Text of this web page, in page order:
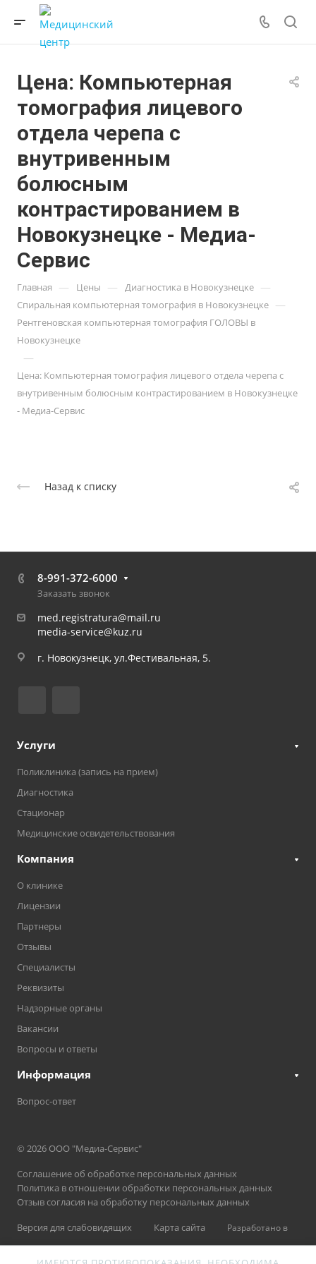
Цена: Компьютерная
томография лицевого
отдела черепа с
внутривенным
болюсным
контрастированием в
Новокузнецке - Медиа-
Сервис
Главная — Цены — Диагностика в Новокузнецке —
Спиральная компьютерная томография в Новокузнецке —
Рентгеновская компьютерная томография ГОЛОВЫ в
Новокузнецке
—
Цена: Компьютерная томография лицевого отдела черепа с
внутривенным болюсным контрастированием в Новокузнецке
- Медиа-Сервис
Назад к списку
8-991-372-6000
Заказать звонок
med.registratura@mail.ru
media-service@kuz.ru
г. Новокузнецк, ул.Фестивальная, 5.
Услуги
Поликлиника (запись на прием)
Диагностика
Стационар
Медицинские освидетельствования
Компания
О клинике
Лицензии
Партнеры
Отзывы
Специалисты
Реквизиты
Надзорные органы
Вакансии
Вопросы и ответы
Информация
Вопрос-ответ
© 2026 ООО "Медиа-Сервис"
Соглашение об обработке персональных данных
Политика в отношении обработки персональных данных
Отзыв согласия на обработку персональных данных
Версия для слабовидящих
Карта сайта Разработано в